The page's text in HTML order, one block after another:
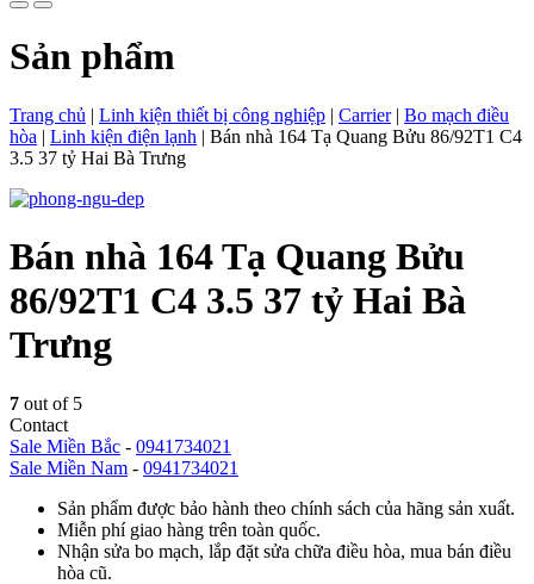
Sản phẩm
Trang chủ | Linh kiện thiết bị công nghiệp | Carrier| Bo mạch điều
hòa | Linh kiện điện lạnh | Bán nhà 164 Tạ Quang Bửu 86/92T1 C4
3.5 37 tỷ Hai Bà Trưng
Bán nhà 164 Tạ Quang Bửu
86/92T1 C4 3.5 37 tỷ Hai Bà
Trưng
7 out of 5
Contact
Sale Miền Bắc - 0941734021
Sale Miền Nam - 0941734021
Sản phẩm được bảo hành theo chính sách của hãng sản xuất.
Miễn phí giao hàng trên toàn quốc.
Nhận sửa bo mạch, lắp đặt sửa chữa điều hòa, mua bán điều
hòa cũ.